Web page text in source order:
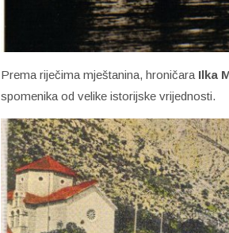
Prema riječima mještanina, hroničara Ilka
spomenika od velike istorijske vrijednosti.